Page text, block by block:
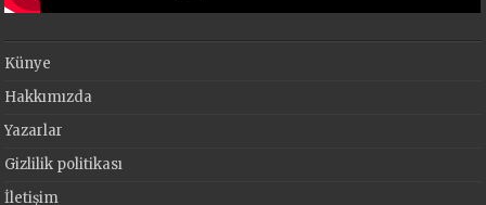
Künye
Hakkımızda
Yazarlar
Gizlilik politikası
İletişim